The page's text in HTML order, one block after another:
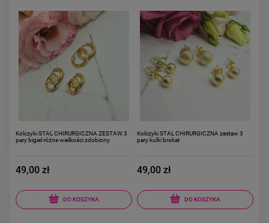
bigiel kwiatki z jasnymi
kryształkami
39,00 zł
powiadom o dostępności
bigiel kuleczka złota 0,5
29,00 zł
DO KOSZYKA
Kolczyki STAL CHIRURGICZNA ZESTAW 3
pary bigiel różne wielkości zdobiony
49,00 zł
DO KOSZYKA
Kolczyki STAL CHIRURGICZNA zestaw 3
pary kulki brokat
49,00 zł
DO KOSZYKA